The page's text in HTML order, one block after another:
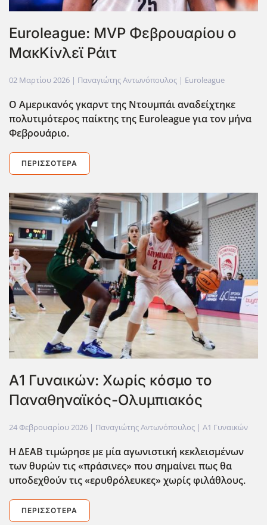
Euroleague: MVP Φεβρουαρίου ο
ΜακΚίνλεϊ Ράιτ
02 Μαρτίου 2026 | Παναγιώτης Αντωνόπουλος | Euroleague
Ο Αμερικανός γκαρντ της Ντουμπάι αναδείχτηκε
πολυτιμότερος παίκτης της Euroleague για τον μήνα
Φεβρουάριο.
ΠΕΡΙΣΣΌΤΕΡΑ
Α1 Γυναικών: Χωρίς κόσμο το
Παναθηναϊκός-Ολυμπιακός
24 Φεβρουαρίου 2026 | Παναγιώτης Αντωνόπουλος | Α1 Γυναικών
Η ΔΕΑΒ τιμώρησε με μία αγωνιστική κεκλεισμένων
των θυρών τις «πράσινες» που σημαίνει πως θα
υποδεχθούν τις «ερυθρόλευκες» χωρίς φιλάθλους.
ΠΕΡΙΣΣΌΤΕΡΑ